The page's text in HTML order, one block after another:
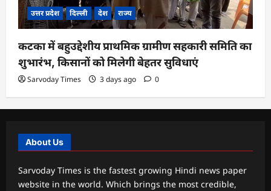
उत्तर प्रदेश दिल्ली देश राज्य
कटका में बहुउद्देशीय प्राथमिक ग्रामीण सहकारी समिति का
शुभारंभ, किसानों को मिलेगी बेहतर सुविधाएं
Sarvoday Times 3 days ago 0
About Us
Sarvoday Times is the fastest growing Hindi news paper
website in the world. Which brings the most credible,